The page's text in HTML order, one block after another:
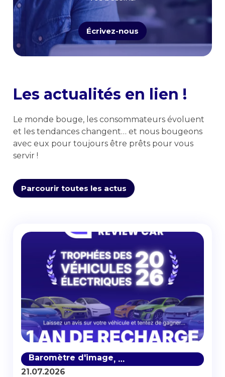
Écrivez-nous
Les actualités en lien !
Le monde bouge, les consommateurs évoluent
et les tendances changent… et nous bougeons
avec eux pour toujours être prêts pour vous
servir !
Parcourir toutes les actus
Baromètre d'image, Baromètre de notoriété
21.07.2026